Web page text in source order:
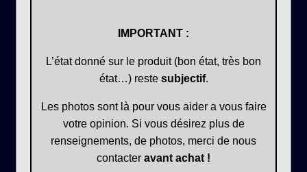
IMPORTANT :
L’état donné sur le produit (bon état, très bon
état…) reste subjectif.
Les photos sont là pour vous aider a vous faire
votre opinion. Si vous désirez plus de
renseignements, de photos, merci de nous
contacter avant achat !